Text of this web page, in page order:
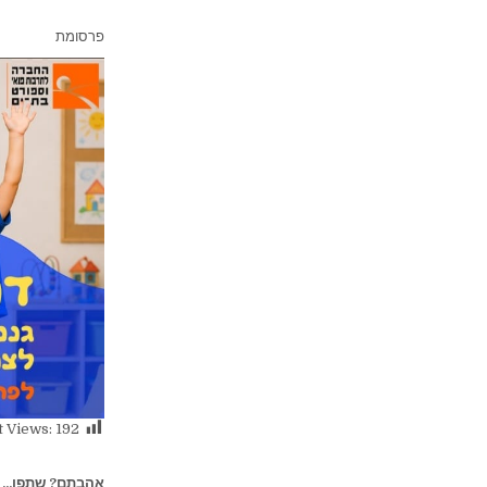
פרסומת
Views: 192
אהבתם? שתפו...